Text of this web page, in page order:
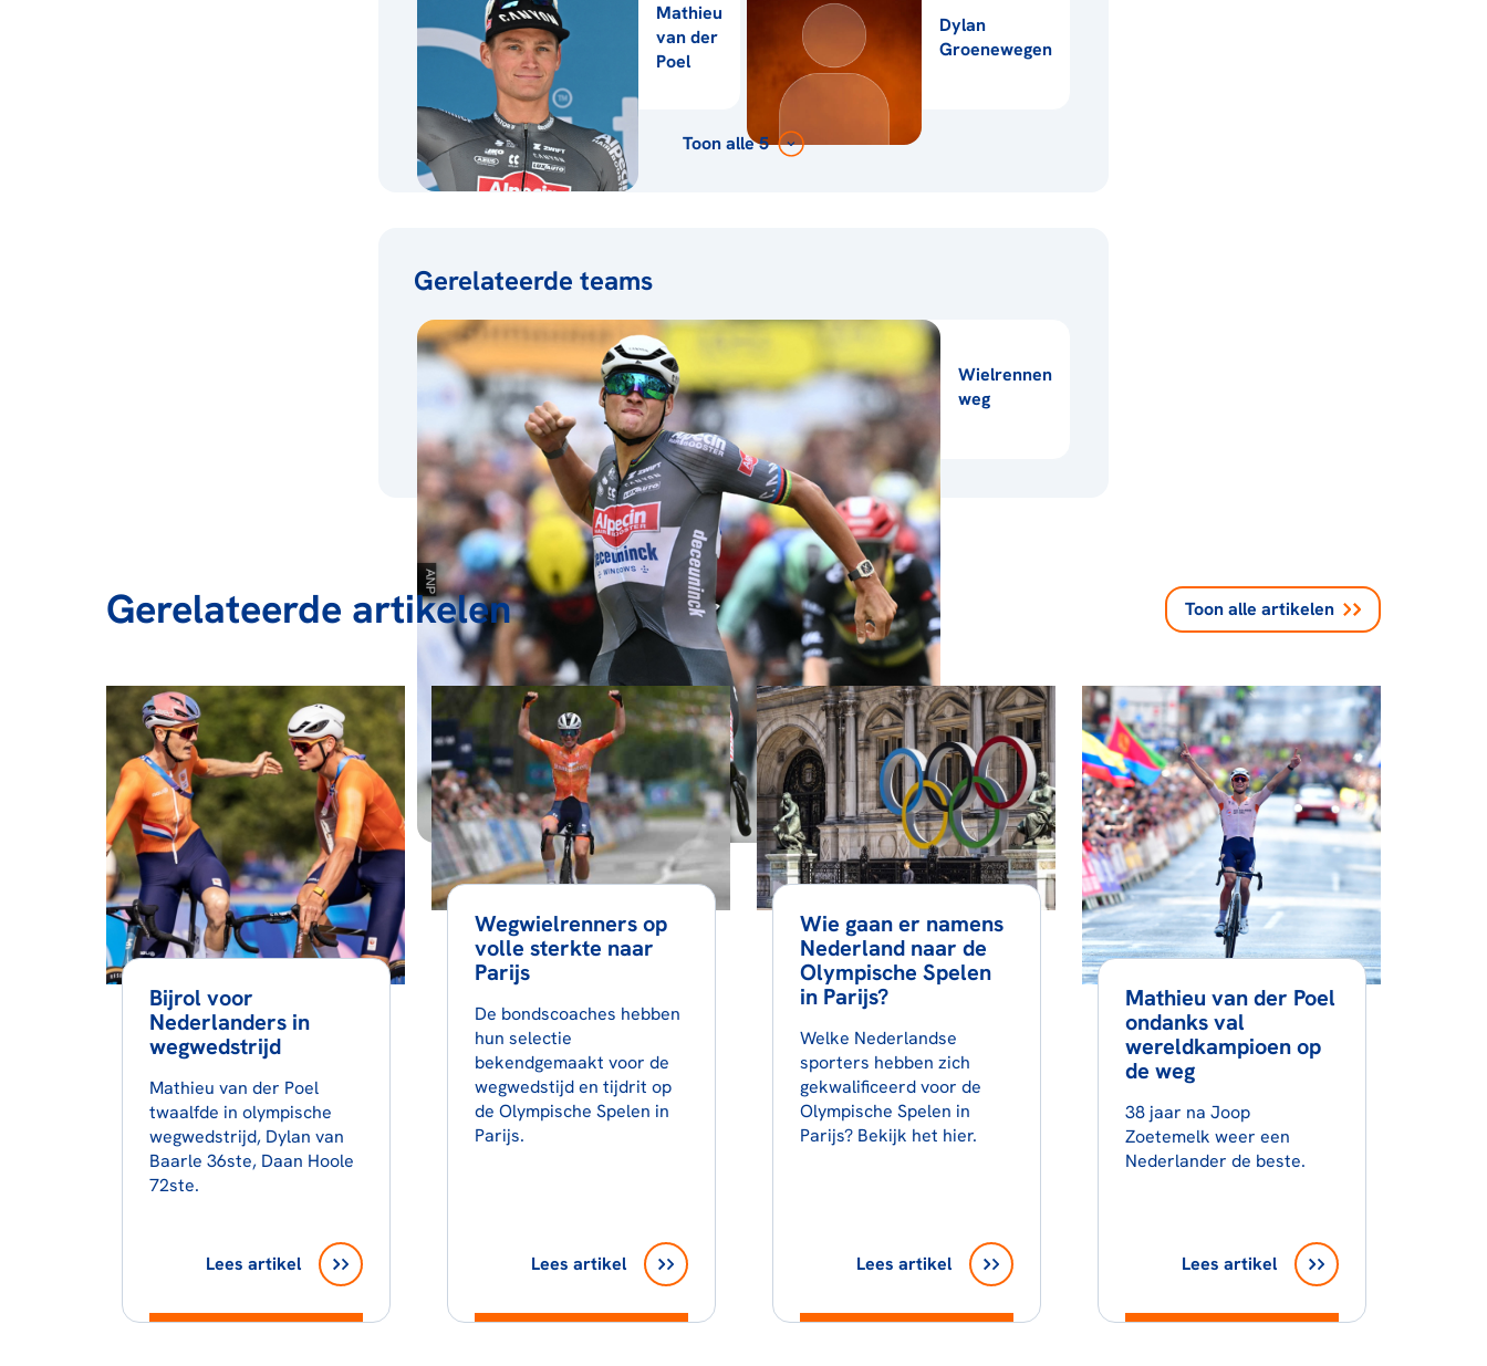
Mathieu
van der
Poel
Dylan
Groenewegen
Toon alle 5
Gerelateerde teams
Wielrennen
weg
Gerelateerde artikelen Toon alle artikelen
Bijrol voor
Nederlanders in
wegwedstrijd
Mathieu van der Poel
twaalfde in olympische
wegwedstrijd, Dylan van
Baarle 36ste, Daan Hoole
72ste.
Lees artikel
Wegwielrenners op
volle sterkte naar
Parijs
De bondscoaches hebben
hun selectie
bekendgemaakt voor de
wegwedstijd en tijdrit op
de Olympische Spelen in
Parijs.
Lees artikel
Wie gaan er namens
Nederland naar de
Olympische Spelen
in Parijs?
Welke Nederlandse
sporters hebben zich
gekwalificeerd voor de
Olympische Spelen in
Parijs? Bekijk het hier.
Lees artikel
Mathieu van der Poel
ondanks val
wereldkampioen op
de weg
38 jaar na Joop
Zoetemelk weer een
Nederlander de beste.
Lees artikel